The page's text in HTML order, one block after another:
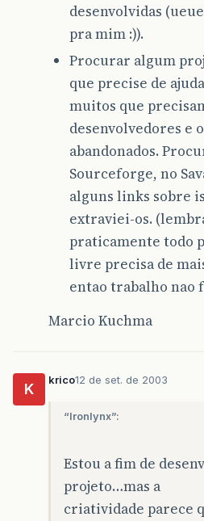
desenvolvidas
pra mim :)).
Procurar algum
que precise de
muitos que
desenvolvedores e
abandonados.
Sourceforge, no
alguns links sobre
extraviei-os.
praticamente todo
livre precisa de
entao trabalho nao
Marcio Kuchma
K
krico12 de set. de 2003
“Ironlynx”:
Estou a fim de
projeto…mas a
criatividade parece